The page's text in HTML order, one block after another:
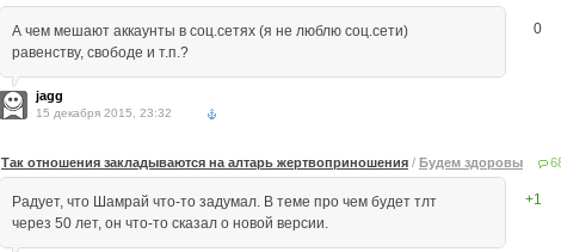
0
А чем мешают аккаунты в соц.сетях (я не люблю соц.сети)
равенству, свободе и т.п.?
jagg
15 декабря 2015, 23:32
Так отношения закладываются на алтарь жертвоприношения / Будем здоровы
+1
Радует, что Шамрай что-то задумал. В теме про чем будет тлт
через 50 лет, он что-то сказал о новой версии.